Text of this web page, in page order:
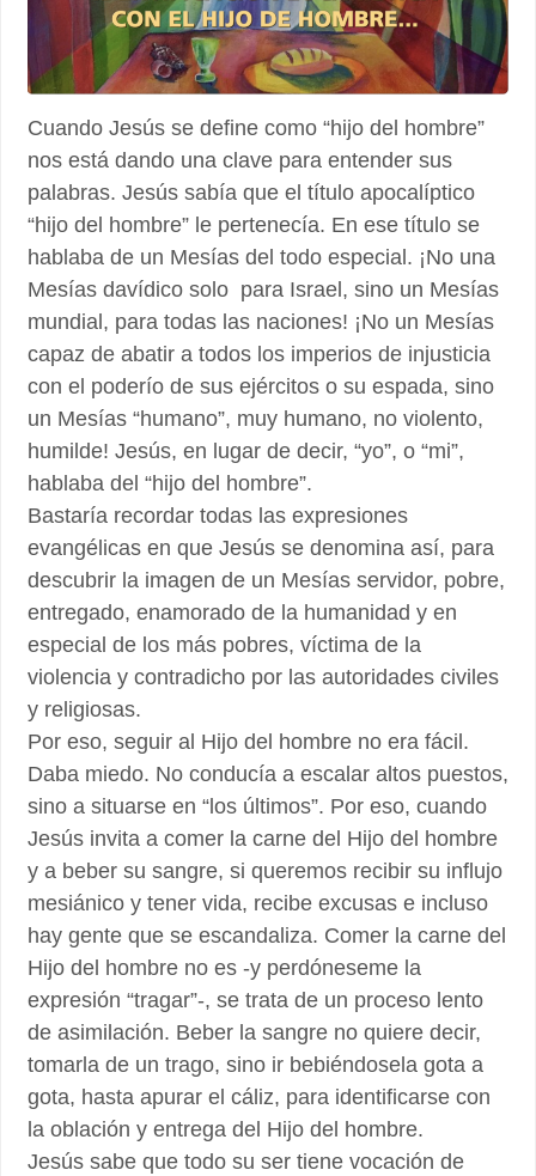
Cuando Jesús se define como “hijo del hombre”
nos está dando una clave para entender sus
palabras. Jesús sabía que el título apocalíptico
“hijo del hombre” le pertenecía. En ese título se
hablaba de un Mesías del todo especial. ¡No una
Mesías davídico solo para Israel, sino un Mesías
mundial, para todas las naciones! ¡No un Mesías
capaz de abatir a todos los imperios de injusticia
con el poderío de sus ejércitos o su espada, sino
un Mesías “humano”, muy humano, no violento,
humilde! Jesús, en lugar de decir, “yo”, o “mi”,
hablaba del “hijo del hombre”.
Bastaría recordar todas las expresiones
evangélicas en que Jesús se denomina así, para
descubrir la imagen de un Mesías servidor, pobre,
entregado, enamorado de la humanidad y en
especial de los más pobres, víctima de la
violencia y contradicho por las autoridades civiles
y religiosas.
Por eso, seguir al Hijo del hombre no era fácil.
Daba miedo. No conducía a escalar altos puestos,
sino a situarse en “los últimos”. Por eso, cuando
Jesús invita a comer la carne del Hijo del hombre
y a beber su sangre, si queremos recibir su influjo
mesiánico y tener vida, recibe excusas e incluso
hay gente que se escandaliza. Comer la carne del
Hijo del hombre no es -y perdóneseme la
expresión “tragar”-, se trata de un proceso lento
de asimilación. Beber la sangre no quiere decir,
tomarla de un trago, sino ir bebiéndosela gota a
gota, hasta apurar el cáliz, para identificarse con
la oblación y entrega del Hijo del hombre.
Jesús sabe que todo su ser tiene vocación de